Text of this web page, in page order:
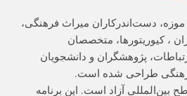
دست‌اندرکاران میراث فرهنگی،
، کیوریتورها، متخصصان
پژوهشگران و دانشجویان
طراحی شده است.
بین‌المللی آزاد است. این برنامه